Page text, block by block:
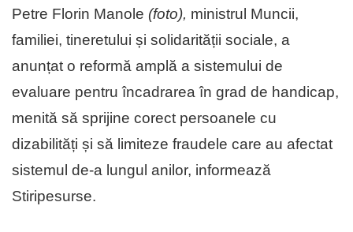
Petre Florin Manole (foto), minis­trul Muncii,
familiei, tineretului și so­lidarității sociale, a
anunțat o reformă amplă a sistemului de
evaluare pentru încadrarea în grad de han­di­cap,
menită să sprijine corect per­soa­nele cu
dizabilități și să limiteze fraudele care au afectat
sistemul de-a lungul anilor, informează
Stiripesurse.